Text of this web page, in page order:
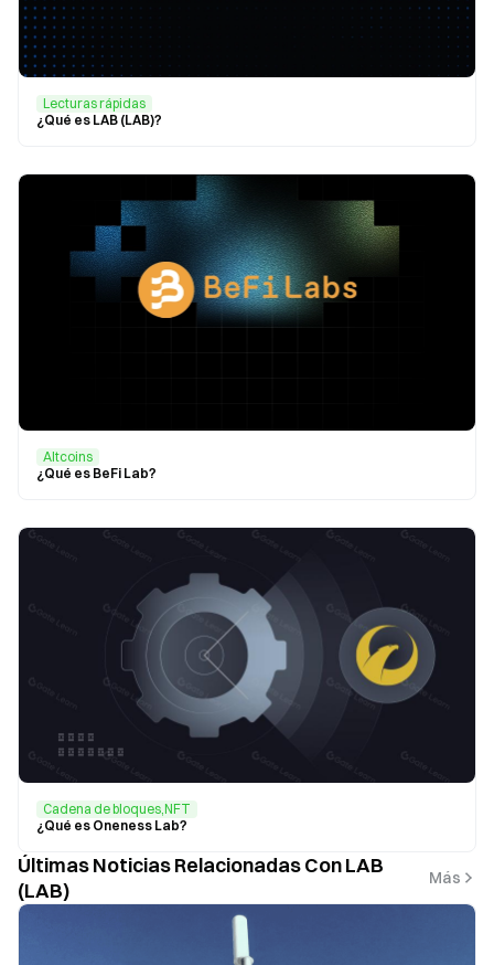
Lecturas rápidas
¿Qué es LAB (LAB)?
Altcoins
¿Qué es BeFi Lab?
Cadena de bloques,NFT
¿Qué es Oneness Lab?
Últimas Noticias Relacionadas Con LAB
(LAB)
Más